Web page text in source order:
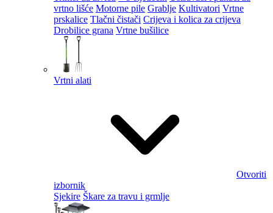
vrtno lišće Motorne pile Grablje Kultivatori Vrtne
prskalice Tlačni čistači Crijeva i kolica za crijeva
Drobilice grana Vrtne bušilice
Vrtni alati
Otvoriti
izbornik
Sjekire Škare za travu i grmlje